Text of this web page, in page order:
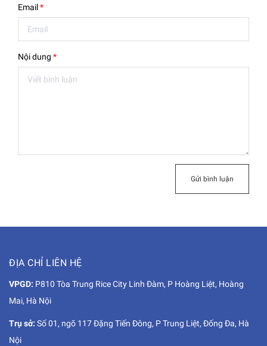
Email*
Nội dung *
Gửi bình luận
ĐỊA CHỈ LIÊN HỆ
VPGD: P810 Tòa Trung Rice City Linh Đàm, P Hoàng Liệt, Hoàng
Mai, Hà Nội
Trụ sở: Số 01, ngõ 117 Đặng Tiến Đông, P Trung Liệt, Đống Đa, Hà
Nội